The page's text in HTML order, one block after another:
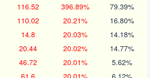
116.52 396.89% 79.39%
110.02 20.21% 16.80%
14.8 20.03% 14.18%
20.44 20.02% 14.77%
46.72 20.01% 5.62%
61.6 20.01% 6.12%